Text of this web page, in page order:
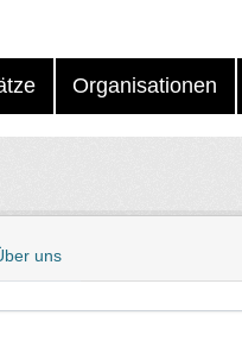
Organisationen
uns